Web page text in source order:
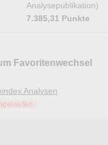
Analysepublikation)
7.385,31 Punkte
Favoritenwechsel
Analysen